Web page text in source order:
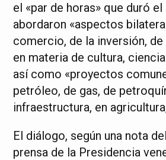
el «par de horas» que duró
abordaron «aspectos
comercio, de la inversión,
en materia de cultura,
así como «proyectos
petróleo, de gas, de
infraestructura, en
El diálogo, según una nota
prensa de la Presidencia